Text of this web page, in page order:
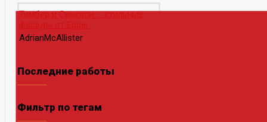
Тимбер и Синкрон – стильные
фасады от Egger.
AdrianMcAllister
Последние работы
Фильтр по тегам